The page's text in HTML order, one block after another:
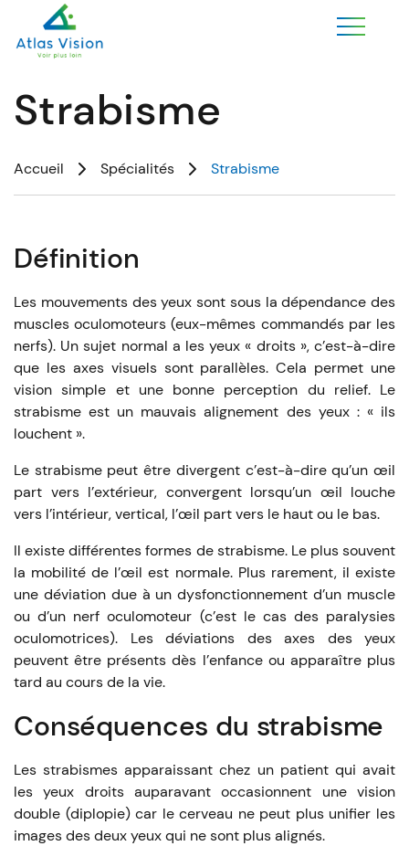
Strabisme
Accueil Spécialités Strabisme
Définition
Les mouvements des yeux sont sous la dépendance des
muscles oculomoteurs (eux-mêmes commandés par les
nerfs). Un sujet normal a les yeux « droits », c’est-à-dire
que les axes visuels sont parallèles. Cela permet une
vision simple et une bonne perception du relief. Le
strabisme est un mauvais alignement des yeux : « ils
louchent ».
Le strabisme peut être divergent c’est-à-dire qu’un œil
part vers l’extérieur, convergent lorsqu’un œil louche
vers l’intérieur, vertical, l’œil part vers le haut ou le bas.
Il existe différentes formes de strabisme. Le plus souvent
la mobilité de l’œil est normale. Plus rarement, il existe
une déviation due à un dysfonctionnement d’un muscle
ou d’un nerf oculomoteur (c’est le cas des paralysies
oculomotrices). Les déviations des axes des yeux
peuvent être présents dès l’enfance ou apparaître plus
tard au cours de la vie.
Conséquences du strabisme
Les strabismes apparaissant chez un patient qui avait
les yeux droits auparavant occasionnent une vision
double (diplopie) car le cerveau ne peut plus unifier les
images des deux yeux qui ne sont plus alignés.